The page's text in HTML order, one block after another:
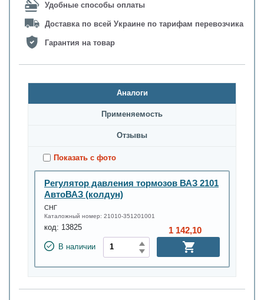
Удобные способы оплаты
Доставка по всей Украине по тарифам перевозчика
Гарантия на товар
Аналоги
Применяемость
Oтзывы
Показать с фото
Регулятор давления тормозов ВАЗ 2101
АвтоВАЗ (колдун)
СНГ
Каталожный номер: 21010-351201001
код: 13825
В наличии
1 142,10